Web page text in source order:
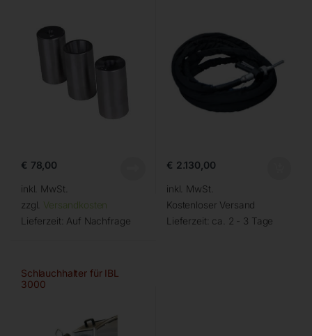
€ 78,00
inkl. MwSt.
zzgl. Versandkosten
Lieferzeit: Auf Nachfrage
€ 2.130,00
inkl. MwSt.
Kostenloser Versand
Lieferzeit: ca. 2 - 3 Tage
Schlauchhalter für IBL
3000